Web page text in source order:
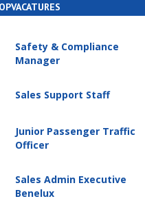
Safety & Compliance
Manager
Sales Support Staff
Junior Passenger Traffic
Officer
Sales Admin Executive
Benelux